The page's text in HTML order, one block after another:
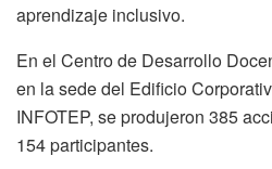
aprendizaje inclusivo.
En el Centro de Desarrollo
en la sede del Edificio
INFOTEP, se produjeron 385
154 participantes.